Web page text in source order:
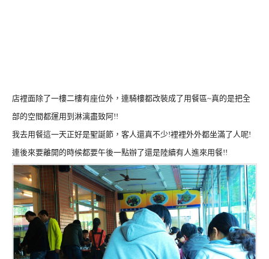
店裡面除了一樓二樓有座位外，連騎樓都改裝成了用餐區~真的是把全
部的空間都運用到淋漓盡致阿!!
我去用餐這一天正好是聖誕節，客人還真不少!裡裡外外都坐滿了人呢!
連後來要離開的時候都要午後一點辦了還是陸續有人進來用餐!!